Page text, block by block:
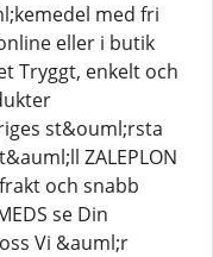
med fri
eller i butik
Tryggt, enkelt och
st&ouml;rsta
ZALEPLON
och snabb
se Din
Vi &auml;r